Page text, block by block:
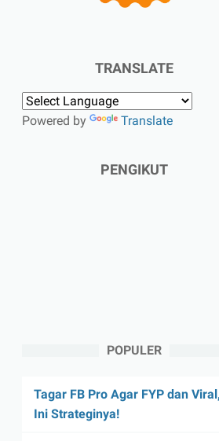
TRANSLATE
Powered by Translate
PENGIKUT
POPULER
Tagar FB Pro Agar FYP dan Viral,
Ini Strateginya!